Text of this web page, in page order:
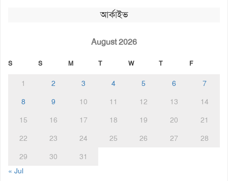
আর্কাইভ
August 2026
S S M T W T F
1 2 3 4 5 6
7
8
9 10 11 12 13
14
15
16 17 18 19 20
21
22
23 24 25 26 27
28
29
30
31
« Jul